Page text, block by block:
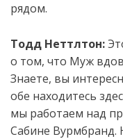
рядом.
Тодд Неттлтон:
о том, что Муж
Знаете, вы
обе находитесь
мы работаем над
Сабине Вурмбранд.